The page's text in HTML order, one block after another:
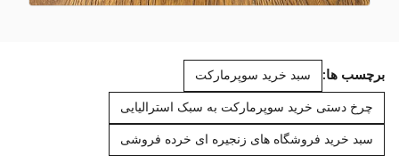
برچسب ها: سبد خرید سوپرمارکت
چرخ دستی خرید سوپرمارکت به سبک استرالیایی
سبد خرید فروشگاه های زنجیره ای خرده فروشی